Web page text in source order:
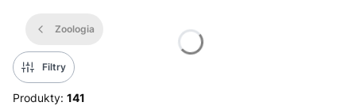
Zoologia
Filtry
Produkty: 141